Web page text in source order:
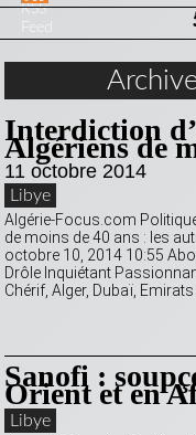
RSS
Feed
Interdiction
Algériens de
11 octobre 2014
Libye
Algérie-Focus.com
de moins de 40 ans : les
octobre 10, 2014 10:55
Drôle Inquiétant
Chérif, Alger, Dubaï,
Sanofi :
Orient et en
Libye